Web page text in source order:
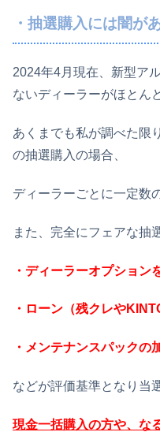
・抽選購入には闇が
2024年4月現在、新型ア
ないディーラーがほとん
あくまでも私が調べた限
の抽選購入の場合、
ディーラーごとに一定数
また、完全にフェアな抽
・ディーラーオプション
・ローン（残クレや
・メンテナンスパックの
などが評価基準となり当
現金一括購入の方や、な